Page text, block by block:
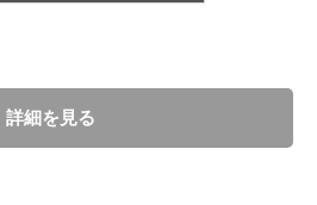
詳細を見る